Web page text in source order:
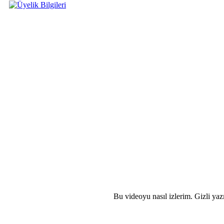
Bu videoyu nasıl izlerim. Gizli